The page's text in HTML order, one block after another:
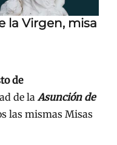
la Virgen, misa
de
de la Asunción de
las mismas Misas